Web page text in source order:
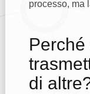
processo, ma
di